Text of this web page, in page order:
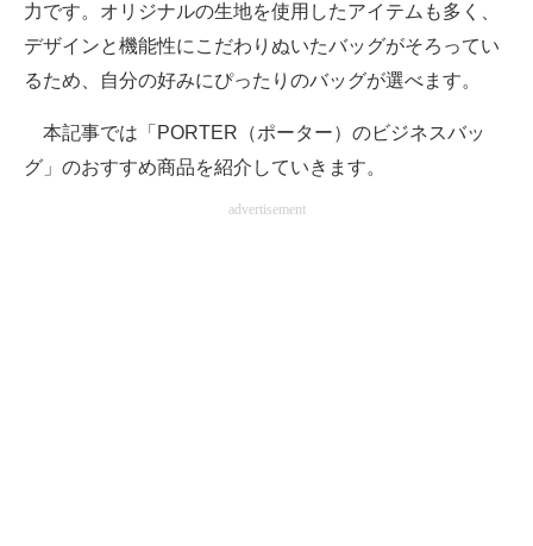
進化するPCとデバイスの未来
好きが集まる 比べて選べる
ビジネスと働き方のヒント
力です。オリジナルの生地を使用したアイテムも多く、
デザインと機能性にこだわりぬいたバッグがそろってい
るため、自分の好みにぴったりのバッグが選べます。
本記事では「PORTER（ポーター）のビジネスバッ
グ」のおすすめ商品を紹介していきます。
advertisement